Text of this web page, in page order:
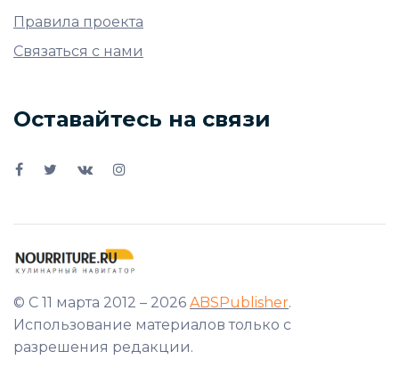
Правила проекта
Связаться с нами
Оставайтесь на связи
© С 11 марта 2012 – 2026 ABSPublisher.
Использование материалов только с
разрешения редакции.